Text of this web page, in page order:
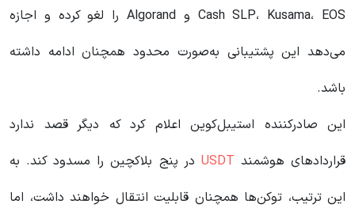
Cash SLP، Kusama، EOS و Algorand را لغو کرده و اجازه
می‌دهد این پشتیبانی به‌صورت محدود همچنان ادامه داشته
باشد.
این صادرکننده استیبل‌کوین اعلام کرد که دیگر قصد ندارد
قراردادهای هوشمند USDT در پنج بلاکچین را مسدود کند. به
این ترتیب، توکن‌ها همچنان قابلیت انتقال خواهند داشت، اما